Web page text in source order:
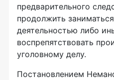
предварительного
продолжить
деятельностью либо
воспрепятствовать
уголовному делу.
Постановлением